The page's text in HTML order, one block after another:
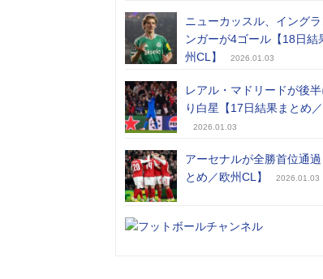
ニューカッスル、イング
ンガーが4ゴール【18日結
州CL】
2026.01.03
レアル・マドリードが後
り白星【17日結果まとめ／
2026.01.03
アーセナルが全勝首位通
とめ／欧州CL】
2026.01.03